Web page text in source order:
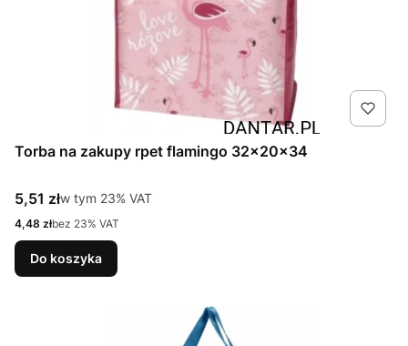
Torba na zakupy rpet flamingo 32x20x34
Cena brutto
5,51 złw tym %s VAT
w tym 23% VAT
Cena netto
4,48 złbez 23% VAT
Do koszyka